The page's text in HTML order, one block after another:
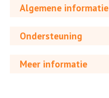
Algemene informatie
Ondersteuning
Meer informatie